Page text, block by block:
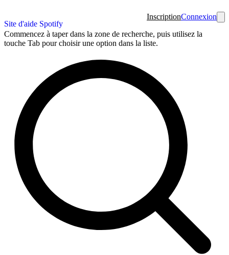
Site d'aide Spotify
InscriptionConnexion
Commencez à taper dans la zone de recherche, puis utilisez la
touche Tab pour choisir une option dans la liste.